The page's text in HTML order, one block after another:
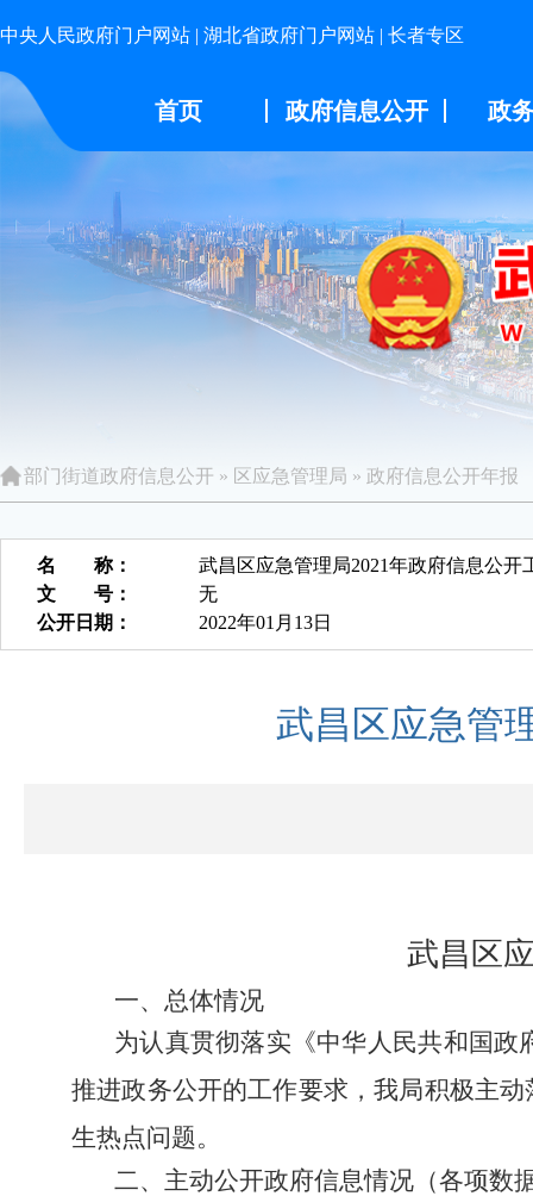
中央人民政府门户网站 | 湖北省政府门户网站 | 长者专区
首页 政府信息公开 政
部门街道政府信息公开 » 区应急管理局 » 政府信息公开年报
名 称：
武昌区应急管理局2021年政府信息公开
文 号：
无
公开日期：
2022年01月13日
武昌区应急管
武昌区
一、 总体情况
为认真贯彻落实《中华人民共和国
推进政务公开的工作要求，我局积极主
生热点问题。
二、主动公开政府信息情况（各项数